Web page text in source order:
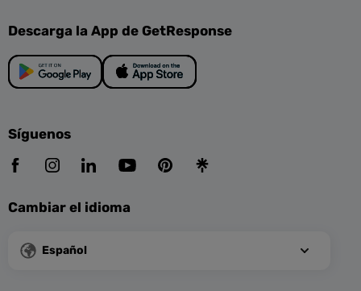
Descarga la App de GetResponse
Síguenos
Cambiar el idioma
Español